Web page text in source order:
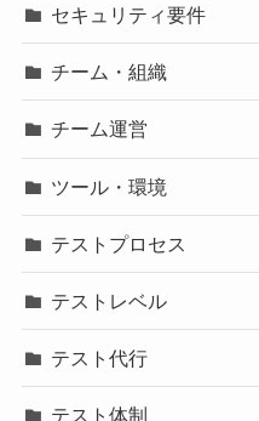
セキュリティ要件
チーム・組織
チーム運営
ツール・環境
テストプロセス
テストレベル
テスト代行
テスト体制